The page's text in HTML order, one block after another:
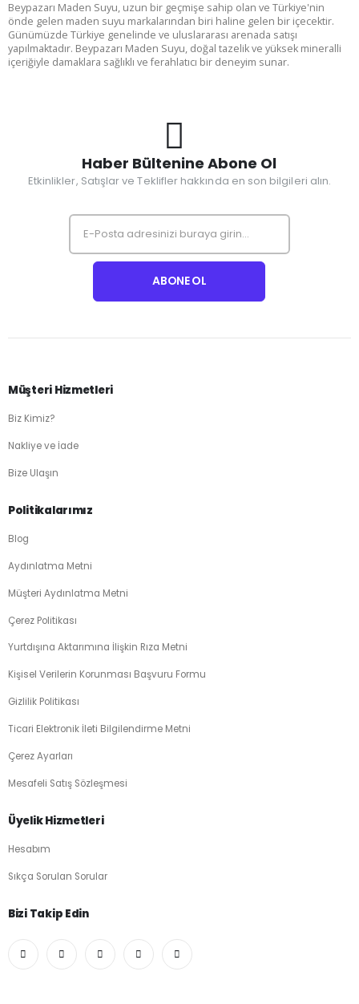
Beypazarı Maden Suyu, uzun bir geçmişe sahip olan ve Türkiye'nin
önde gelen maden suyu markalarından biri haline gelen bir içecektir.
Günümüzde Türkiye genelinde ve uluslararası arenada satışı
yapılmaktadır. Beypazarı Maden Suyu, doğal tazelik ve yüksek mineralli
içeriğiyle damaklara sağlıklı ve ferahlatıcı bir deneyim sunar.
Haber Bültenine Abone Ol
Etkinlikler, Satışlar ve Teklifler hakkında en son bilgileri alın.
Müşteri Hizmetleri
Biz Kimiz?
Nakliye ve İade
Bize Ulaşın
Politikalarımız
Blog
Aydınlatma Metni
Müşteri Aydınlatma Metni
Çerez Politikası
Yurtdışına Aktarımına İlişkin Rıza Metni
Kişisel Verilerin Korunması Başvuru Formu
Gizlilik Politikası
Ticari Elektronik İleti Bilgilendirme Metni
Çerez Ayarları
Mesafeli Satış Sözleşmesi
Üyelik Hizmetleri
Hesabım
Sıkça Sorulan Sorular
Bizi Takip Edin